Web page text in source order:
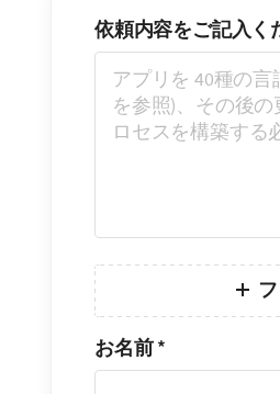
依頼内容をご記入く
お名前 *